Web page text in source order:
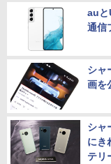
auと
通信
シャ
画を
シャ
にき
テリ